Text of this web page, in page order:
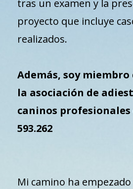
tras un examen y la
proyecto que incluye
realizados.
Además, soy miembro
la asociación de
caninos profesionales
593.262
Mi camino ha empezado